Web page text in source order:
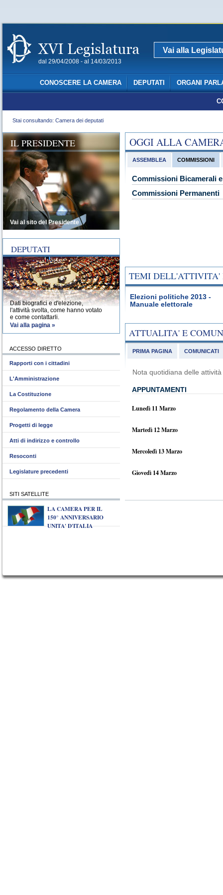
dal 29/04/2008 - al 14/03/2013
Vai alla
CONOSCERE LA CAMERA DEPUTATI ORGANI
Stai consultando: Camera dei deputati
OGGI ALLA
ASSEMBLEA COMMISSIONI
Commissioni Bicamerali
Commissioni Permanenti
TEMI DELL'ATTIVITA'
Elezioni politiche 2013 -
Manuale elettorale
ATTUALITA' E
PRIMA PAGINA COMUNICATI
Nota quotidiana delle
APPUNTAMENTI
Lunedì 11 Marzo
Martedì 12 Marzo
Mercoledì 13 Marzo
Giovedì 14 Marzo
IL PRESIDENTE
Vai al sito del Presidente
DEPUTATI
Dati biografici e d'elezione,
l'attività svolta, come hanno votato
e come contattarli.
Vai alla pagina »
ACCESSO DIRETTO
Rapporti con i cittadini
L'Amministrazione
La Costituzione
Regolamento della Camera
Progetti di legge
Atti di indirizzo e controllo
Resoconti
Legislature precedenti
SITI SATELLITE
LA CAMERA PER IL
150° ANNIVERSARIO
UNITA' D'ITALIA